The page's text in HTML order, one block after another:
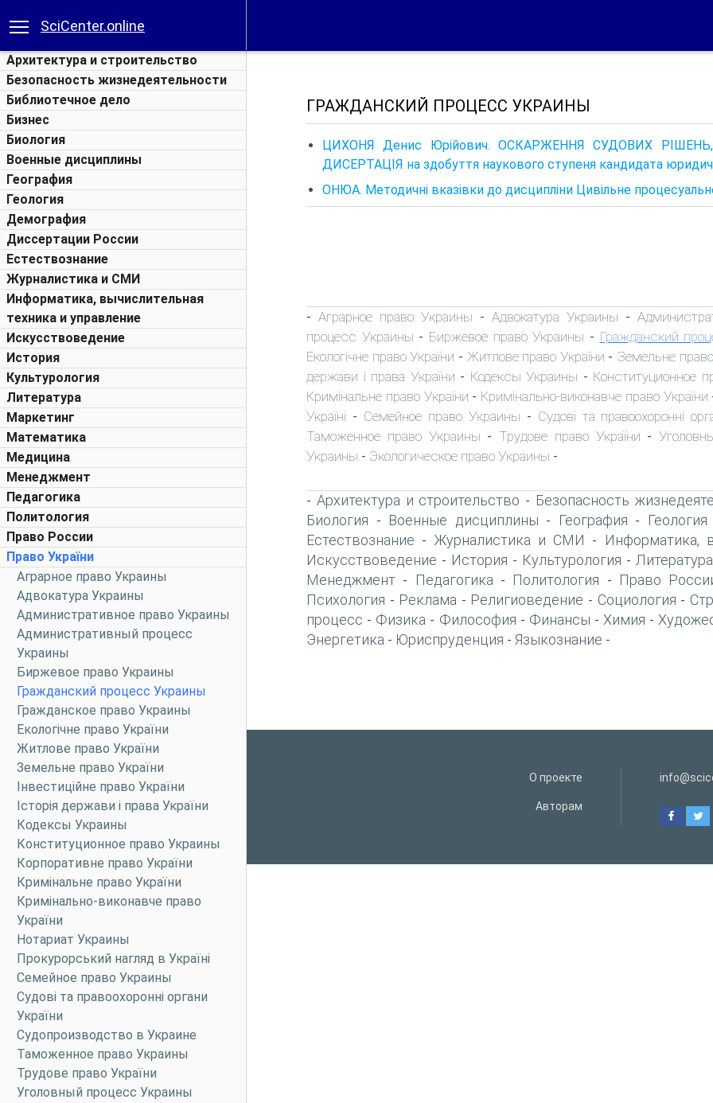
SciCenter.online
Архитектура и строительство
Безопасность жизнедеятельности
Библиотечное дело
Бизнес
Биология
Военные дисциплины
География
Геология
Демография
Диссертации России
Естествознание
Журналистика и СМИ
Информатика, вычислительная
техника и управление
Искусствоведение
История
Культурология
Литература
Маркетинг
Математика
Медицина
Менеджмент
Педагогика
Политология
Право России
Право України
Аграрное право Украины
Адвокатура Украины
Административное право Украины
Административный процесс
Украины
Биржевое право Украины
Гражданский процесс Украины
Гражданское право Украины
Екологічне право України
Житлове право України
Земельне право України
Інвестиційне право України
Історія держави і права України
Кодексы Украины
Конституционное право Украины
Корпоративне право України
Кримінальне право України
Кримінально-виконавче право
України
Нотариат Украины
Прокурорський нагляд в Україні
Семейное право Украины
Судові та правоохоронні органи
України
Судопроизводство в Украине
Таможенное право Украины
Трудове право України
Уголовный процесс Украины
ГРАЖДАНСКИЙ ПРОЦЕСС УКРАИНЫ
ЦИХОНЯ Денис Юрійович. ОСКАРЖЕННЯ СУДОВИХ
ДИСЕРТАЦІЯ на здобуття наукового ступеня кандидата
ОНЮА. Методичні вказівки до дисципліни Цивільне
- Аграрное право Украины - Адвокатура Украины -
процесс Украины - Биржевое право Украины - Гражданский
Екологічне право України - Житлове право України - Земельне
держави і права України - Кодексы Украины - Конституционное
Кримінальне право України - Кримінально-виконавче право України
Україні - Семейное право Украины - Судові та правоохоронні
Таможенное право Украины - Трудове право України -
Украины - Экологическое право Украины -
- Архитектура и строительство - Безопасность
Биология - Военные дисциплины - География - Геология
Естествознание - Журналистика и СМИ - Информатика,
Искусствоведение - История - Культурология - Литература
Менеджмент - Педагогика - Политология - Право
Психология - Реклама - Религиоведение - Социология -
процесс - Физика - Философия - Финансы - Химия -
Энергетика - Юриспруденция - Языкознание -
О проекте
Авторам